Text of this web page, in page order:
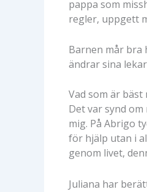
pappa som
regler, uppgett
Barnen mår bra
ändrar sina
Vad som är
Det var synd
mig. På Abrigo
för hjälp utan i
genom livet,
Juliana har